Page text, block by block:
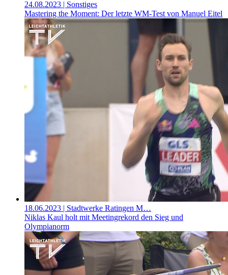
24.08.2023 | Sonstiges
Mastering the Moment: Der letzte WM-Test von Manuel Eitel
18.06.2023 | Stadtwerke Ratingen M…
Niklas Kaul holt mit Meetingrekord den Sieg und
Olympianorm